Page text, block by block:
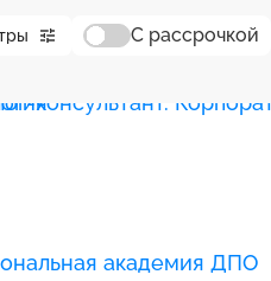
С рассрочкой